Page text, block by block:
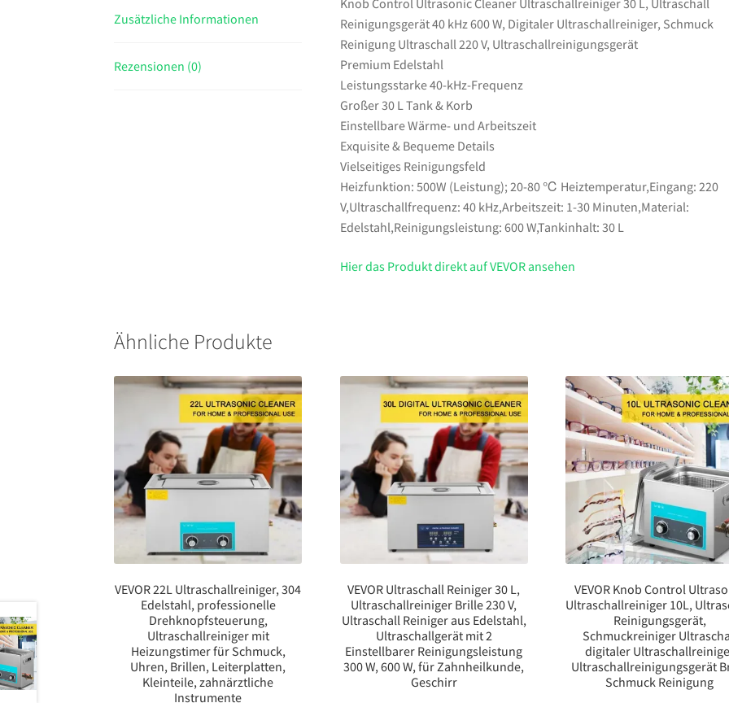
Digitaler
Ultraschallreiniger,
Schmuck
Reinigung
Ultraschall
220
V,
Ultraschallreinigungsgerät
Menge
Zusätzliche Informationen
Rezensionen (0)
Knob Control Ultrasonic Cleaner Ultraschallreiniger 30 L, Ultraschall
Reinigungsgerät 40 kHz 600 W, Digitaler Ultraschallreiniger, Schmuck
Reinigung Ultraschall 220 V, Ultraschallreinigungsgerät
Premium Edelstahl
Leistungsstarke 40-kHz-Frequenz
Großer 30 L Tank & Korb
Einstellbare Wärme- und Arbeitszeit
Exquisite & Bequeme Details
Vielseitiges Reinigungsfeld
Heizfunktion: 500W (Leistung); 20-80 ℃ Heiztemperatur,Eingang: 220
V,Ultraschallfrequenz: 40 kHz,Arbeitszeit: 1-30 Minuten,Material:
Edelstahl,Reinigungsleistung: 600 W,Tankinhalt: 30 L
Hier das Produkt direkt auf VEVOR ansehen
Ähnliche Produkte
VEVOR 22L Ultraschallreiniger, 304
Edelstahl, professionelle
Drehknopfsteuerung,
Ultraschallreiniger mit
Heizungstimer für Schmuck,
Uhren, Brillen, Leiterplatten,
Kleinteile, zahnärztliche
Instrumente
VEVOR Ultraschall Reiniger 30 L,
Ultraschallreiniger Brille 230 V,
Ultraschall Reiniger aus Edelstahl,
Ultraschallgerät mit 2
Einstellbarer Reinigungsleistung
300 W, 600 W, für Zahnheilkunde,
Geschirr
VEVOR Knob Control
Ultraschallreiniger 10L,
Reinigungsgerät,
Schmuckreiniger
digitaler
Ultraschallreinigungsgerät
Schmuck Reinigung